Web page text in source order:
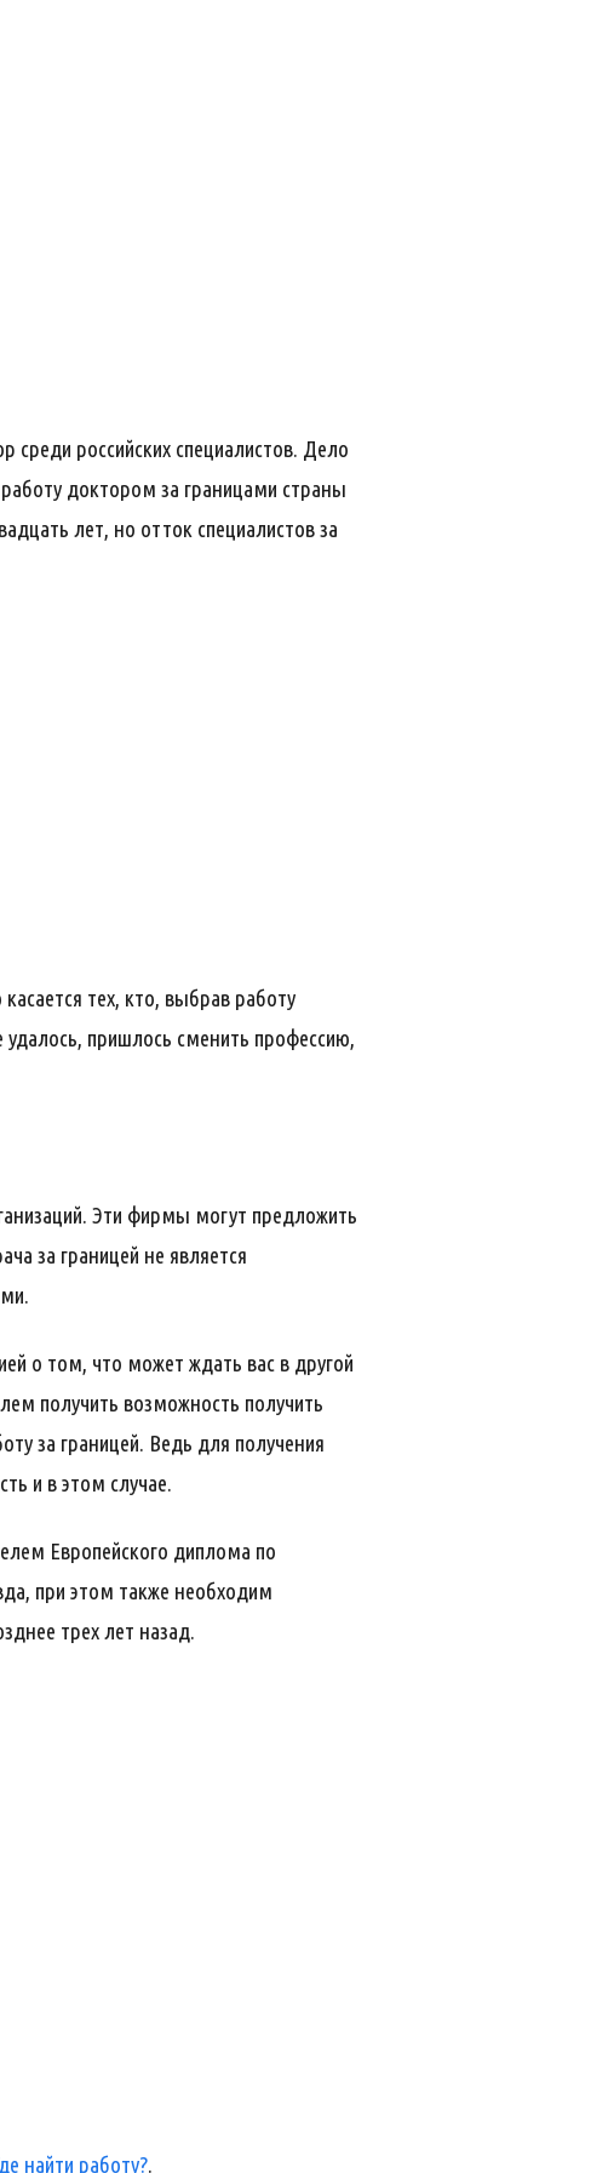
среди российских специалистов. Дело
доктором за границами страны
лет, но отток специалистов за
тех, кто, выбрав работу
пришлось сменить профессию,
Эти фирмы могут предложить
за границей не является
о том, что может ждать вас в другой
получить возможность получить
за границей. Ведь для получения
и в этом случае.
Европейского диплома по
при этом также необходим
трех лет назад.
найти работу?.